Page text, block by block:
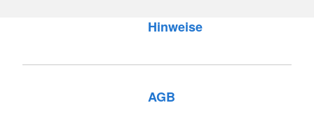
Hinweise
AGB